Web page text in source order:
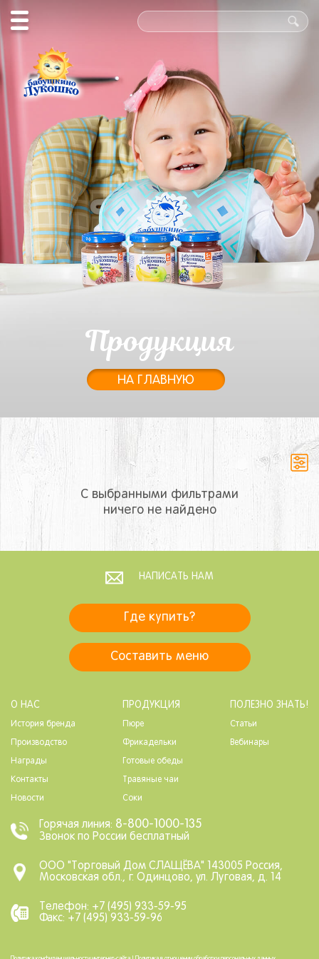
Польза
в каждой
ложке!
Продукция
НА ГЛАВНУЮ
С выбранными фильтрами
ничего не найдено
Где купить?
Составить меню
НАПИСАТЬ НАМ
О НАС
История бренда
Производство
Награды
Контакты
Новости
ПРОДУКЦИЯ
Пюре
Фрикадельки
Готовые обеды
Травяные чаи
Соки
ПОЛЕЗНО ЗНАТЬ!
Статьи
Вебинары
Горячая линия: 8-800-1000-135
Звонок по России бесплатный
ООО "Торговый Дом СЛАЩЁВА" 143005 Россия,
Московская обл., г. Одинцово, ул. Луговая, д. 14
Телефон: +7 (495) 933-59-95
Факс: +7 (495) 933-59-96